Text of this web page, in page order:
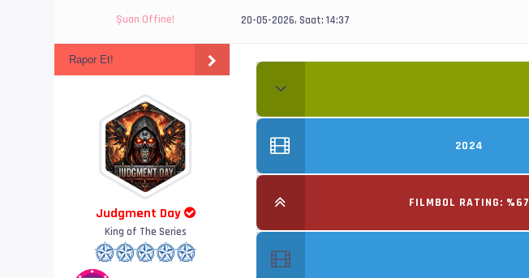
Şuan Offine! 20-05-2026, Saat: 14:37
Rapor Et!
Judgment Day
King of The Series
2024
FILMBOL RATING: %67